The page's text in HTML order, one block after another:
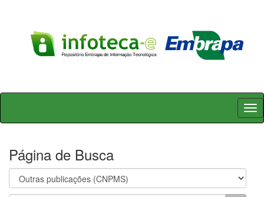
Skip
Página de Busca